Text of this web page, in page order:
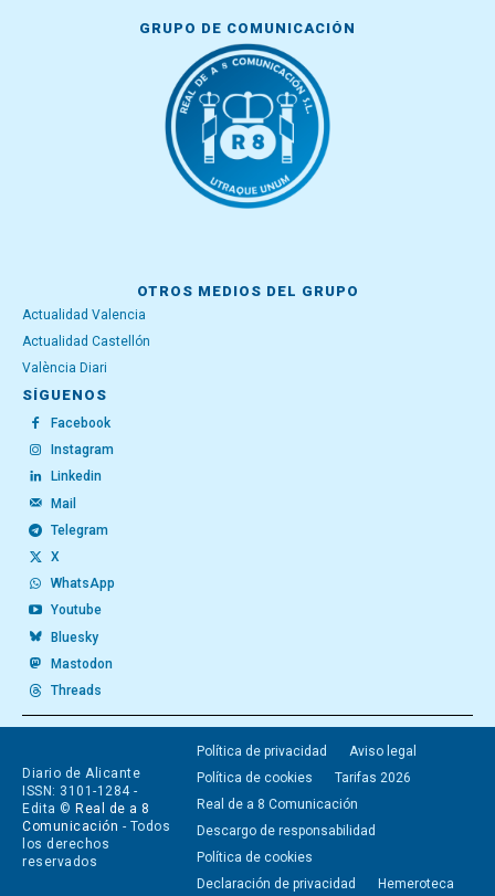
GRUPO DE COMUNICACIÓN
OTROS MEDIOS DEL GRUPO
Actualidad Valencia
Actualidad Castellón
València Diari
SÍGUENOS
Facebook
Instagram
Linkedin
Mail
Telegram
X
WhatsApp
Youtube
Bluesky
Mastodon
Threads
Diario de Alicante
ISSN: 3101-1284 -
Edita © Real de a 8
Comunicación - Todos
los derechos
reservados
Política de privacidad
Aviso legal
Política de cookies
Tarifas 2026
Real de a 8 Comunicación
Descargo de responsabilidad
Política de cookies
Declaración de privacidad
Hemeroteca